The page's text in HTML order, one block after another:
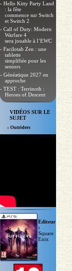
- Hello Kitty Party Land
: la fête
commence sur Switch
et Switch 2
- Call of Duty: Modern
Warfare 4
sera jouable à l’EWC
- Facilotab Zen : une
tablette
simplifiée pour les
seniors
- Généatique 2027 en
approche
- TEST : Terrinoth :
Heroes of Descent
VIDÉOS SUR LE
SUJET
› Outriders
Editeur
:
Square
Enix